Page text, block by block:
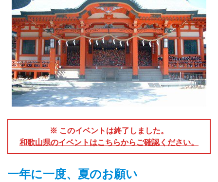
※ このイベントは終了しました。
和歌山県のイベントはこちらからご確認ください。
一年に一度、夏のお願い